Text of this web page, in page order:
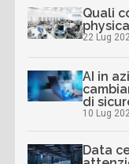
Quali
22 Lug
AI in
di
10 Lug
Data